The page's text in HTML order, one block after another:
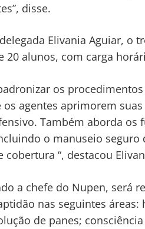
disse.
Elivania Aguiar, o
alunos, com carga
os
agentes aprimorem
Também aborda os
o manuseio seguro
“, destacou
a chefe do Nupen, será
nas seguintes
de panes;